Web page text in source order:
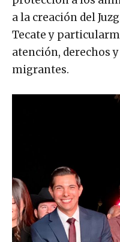
a la creación del
Tecate y
atención, derechos
migrantes.